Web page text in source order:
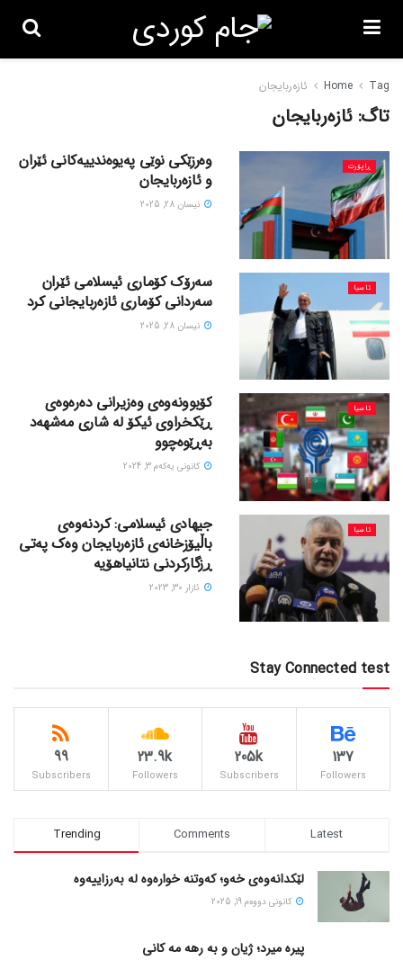
Home Tag ئازەربایجان
تاگ: ئازەربایجان
ڕاپۆرت
وەرزێکی نوێی پەیوەندییەکانی ئێران
و ئازەربایجان
نیسان 28, 2025
ئاسیا
سەرۆک کۆماری ئیسلامی ئێران
سەردانی کۆماری ئازەربایجانی کرد
نیسان 28, 2025
ئاسیا
کۆبوونەوەی وەزیرانی دەرەوەی
ڕێکخراوی ئیکۆ لە شاری مەشهەد
بەڕێوەچوو
كانونی یه‌كه‌م 3, 2024
ئاسیا
جیهادی ئیسلامی: کردنەوەی
باڵیۆزخانەی ئازەربایجان وەک پەتی
ڕزگارکردنی نتانیاهۆیە
ئازار 30, 2023
Stay Connected test
137
Followers
205k
Subscribers
23.9k
Followers
99
Subscribers
Trending Comments Latest
لێکدانەوەی خەو؛ کەوتنە خوارەوە لە بەرزاییەوە
كانونی دووه‌م 19, 2025
پیره میرد؛ ژیان و به رهه مه کانی